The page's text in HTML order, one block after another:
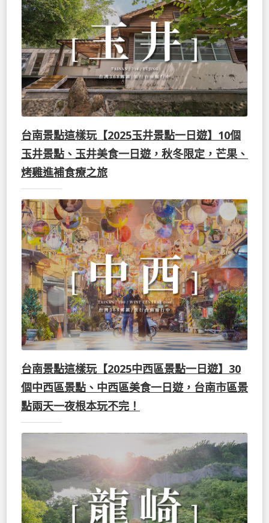
台南景點這樣玩【2025玉井景點一日遊】10個
玉井景點、玉井美食一日遊，秋冬限定，芒果、
烤雞進補食療之旅
台南景點這樣玩【2025中西區景點一日遊】30
個中西區景點、中西區美食一日遊，台南市區景
點兩天一夜根本玩不完！